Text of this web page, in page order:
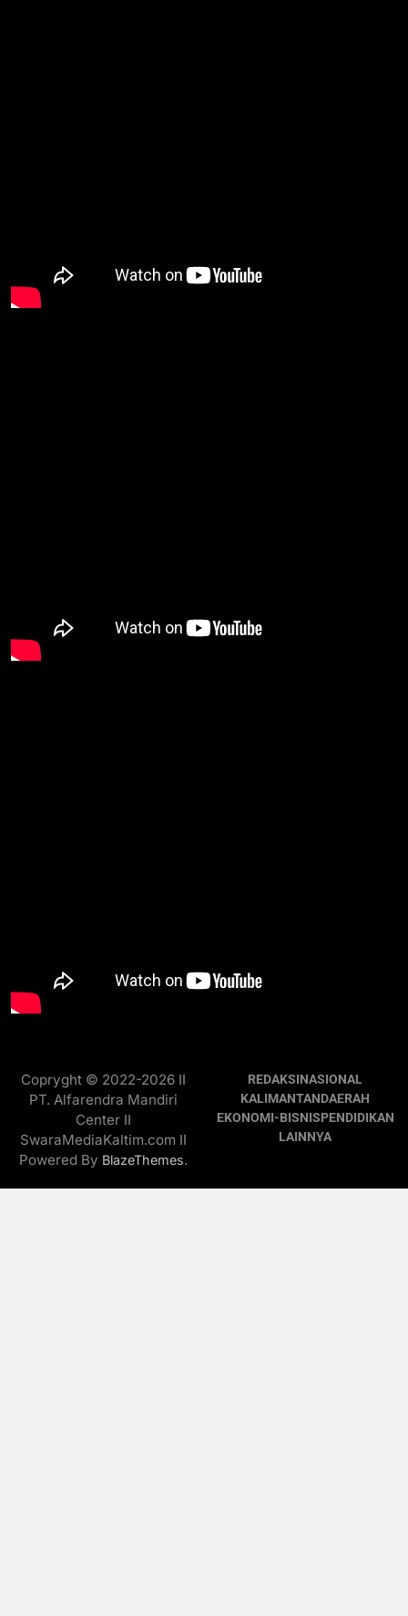
Copryght © 2022-2026 II
PT. Alfarendra Mandiri
Center II
SwaraMediaKaltim.com II
Powered By BlazeThemes.
REDAKSINASIONAL
KALIMANTANDAERAH
EKONOMI-BISNISPENDIDIKAN
LAINNYA